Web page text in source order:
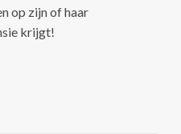
op zijn of haar
krijgt!